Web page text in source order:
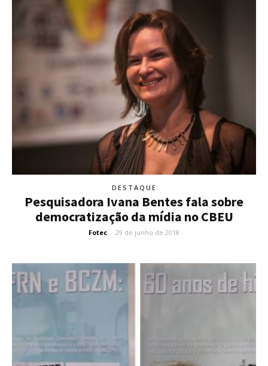
DESTAQUE
Pesquisadora Ivana Bentes fala sobre
democratização da mídia no CBEU
Fotec - 29 de junho de 2018